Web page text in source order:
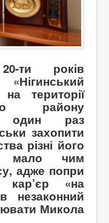
ти років
території
району
один раз
захопити
різні його
мало чим
адже попри
кар’єр «на
незаконний
Микола